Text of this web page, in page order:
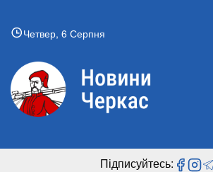
Четвер, 6 Серпня
Підписуйтесь: